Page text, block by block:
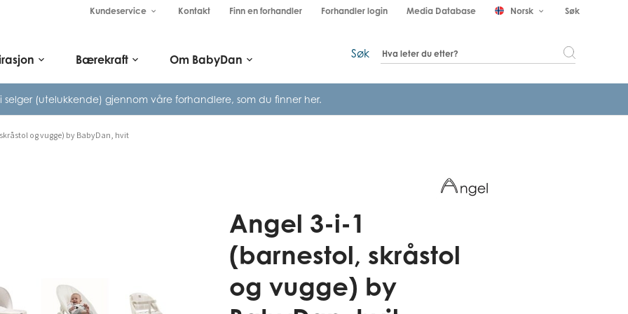
Kundeservice keyboard_arrow_down Kontakt Finn en forhandler Forhandler login Media Database Norsk keyboard_arrow_down Søk
keyboard_arrow_down Bærekraft keyboard_arrow_down Om BabyDan keyboard_arrow_down Søk
selger (utelukkende) gjennom våre forhandlere, som du finner her.
og vugge) by BabyDan, hvit
Angel 3-i-1
(barnestol, skråstol
og vugge) by